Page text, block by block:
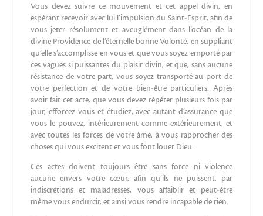
Vous devez suivre ce mouvement et cet appel divin, en
espérant recevoir avec lui l’impulsion du Saint-Esprit, afin de
vous jeter résolument et aveuglément dans l’océan de la
divine Providence de l’éternelle bonne Volonté, en suppliant
qu’elle s’accomplisse en vous et que vous soyez emporté par
ces vagues si puissantes du plaisir divin, et que, sans aucune
résistance de votre part, vous soyez transporté au port de
votre perfection et de votre bien-être particuliers. Après
avoir fait cet acte, que vous devez répéter plusieurs fois par
jour, efforcez-vous et étudiez, avec autant d’assurance que
vous le pouvez, intérieurement comme extérieurement, et
avec toutes les forces de votre âme, à vous rapprocher des
choses qui vous excitent et vous font louer Dieu.
Ces actes doivent toujours être sans force ni violence
aucune envers votre cœur, afin qu’ils ne puissent, par
indiscrétions et maladresses, vous affaiblir et peut-être
même vous endurcir, et ainsi vous rendre incapable de rien.